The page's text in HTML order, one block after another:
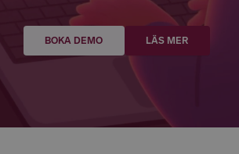
BOKA DEMO LÄS MER